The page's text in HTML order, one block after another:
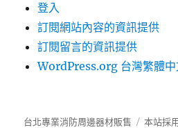
登入
訂閱網站內容的資訊提供
訂閱留言的資訊提供
WordPress.org 台灣繁體中
台北專業消防周邊器材販售 本站採